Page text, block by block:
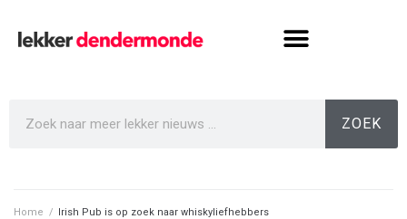
ZOEK
Home / Irish Pub is op zoek naar whiskyliefhebbers